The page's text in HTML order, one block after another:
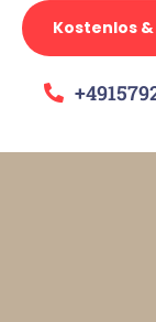
Kostenlos